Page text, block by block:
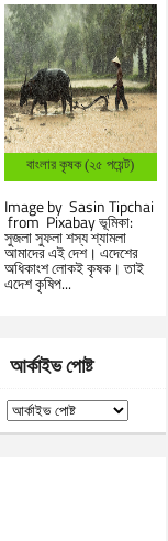
বাংলার কৃষক (২৫ পয়েন্ট)
Image by Sasin Tipchai
from Pixabay ভূমিকা:
সুজলা সুফলা শস্য শ্যামলা
আমাদের এই দেশ। এদেশের
অধিকাংশ লোকই কৃষক। তাই
এদেশ কৃষিপ...
আর্কাইভ পোষ্ট